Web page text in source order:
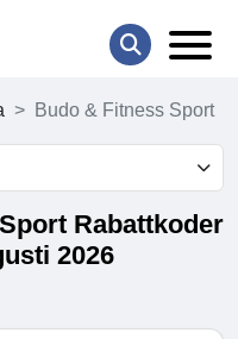
Budo & Fitness Sport
Rabattkoder
2026